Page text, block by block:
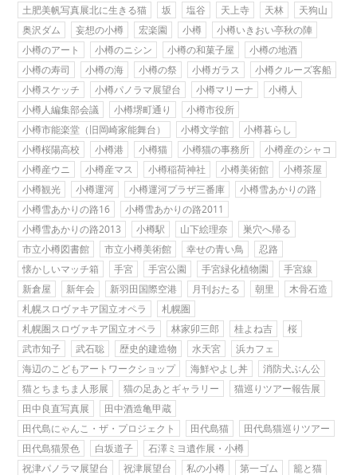
土肥美帆写真展北に生きる猫
坂 塩谷 天上寺 天林
天狗山
奥沢ダム
妄想の小樽 宏楽園 小樽
小樽いきおい亭秋の陣
小樽のアート
小樽のニシン 小樽の和菓子屋
小樽の地酒
小樽の寿司
小樽の海 小樽の祭 小樽ガラス
小樽クルーズ客船
小樽スケッチ
小樽パノラマ展望台 小樽マリーナ
小樽人
小樽人編集部会議
小樽堺町通り
小樽市役所
小樽市能楽堂（旧岡崎家能舞台）
小樽文学館
小樽暮らし
小樽桜陽高校
小樽港 小樽猫 小樽猫の事務所
小樽産のシャコ
小樽産ウニ
小樽産マス 小樽稲荷神社 小樽美術館
小樽茶屋
小樽観光
小樽運河 小樽運河プラザ三番庫
小樽雪あかりの路
小樽雪あかりの路16
小樽雪あかりの路2011
小樽雪あかりの路2013
小樽駅 山下絵理奈
巣穴へ帰る
市立小樽図書館
市立小樽美術館 幸せの青い鳥
忍路
懐かしいマッチ箱
手宮 手宮公園 手宮緑化植物園
手宮線
新倉屋
新年会 新羽田国際空港 月刊おたる 朝里
木骨石造
札幌スロヴァキア国立オペラ
札幌圏
札幌圏スロヴァキア国立オペラ
林家卯三郎 桂よね吉
桜
武市知子
武石聡 歴史的建造物 水天宮
浜カフェ
海辺のこどもアートワークショップ
海鮮やよし丼
消防犬ぶん公
猫とちまちま人形展
猫の足あとギャラリー
猫巡りツアー報告展
田中良直写真展
田中酒造亀甲蔵
田代島にゃんこ・ザ・プロジェクト
田代島猫
田代島猫巡りツアー
田代島猫景色
白坂道子
石澤ミヨ遺作展・小樽
祝津パノラマ展望台
祝津展望台 私の小樽 第一ゴム
籠と猫